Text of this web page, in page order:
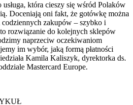
usługa, która cieszy się wśród Polaków
Doceniają oni fakt, że gotówkę można
zakupów – szybko i
rozwiązanie do kolejnych sklepów
naprzeciw oczekiwaniom
im wybór, jaką formą płatności
Kamila Kaliszyk, dyrektorka ds.
Mastercard Europe.